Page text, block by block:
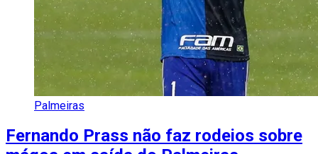
Palmeiras
Fernando Prass não faz rodeios sobre